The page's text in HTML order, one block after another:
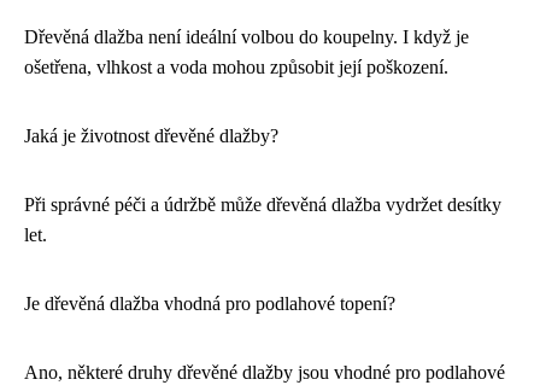
Dřevěná dlažba není ideální volbou do koupelny. I když je
ošetřena, vlhkost a voda mohou způsobit její poškození.
Jaká je životnost dřevěné dlažby?
Při správné péči a údržbě může dřevěná dlažba vydržet desítky
let.
Je dřevěná dlažba vhodná pro podlahové topení?
Ano, některé druhy dřevěné dlažby jsou vhodné pro podlahové